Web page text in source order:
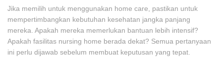
Jika memilih untuk menggunakan home care, pastikan untuk
mempertimbangkan kebutuhan kesehatan jangka panjang
mereka. Apakah mereka memerlukan bantuan lebih intensif?
Apakah fasilitas nursing home berada dekat? Semua pertanyaan
ini perlu dijawab sebelum membuat keputusan yang tepat.